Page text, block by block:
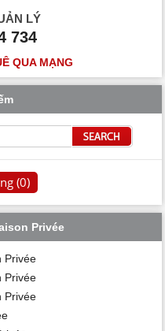
LÝ
734
QUA MẠNG
(0)
Privée
Privée
Privée
Privée